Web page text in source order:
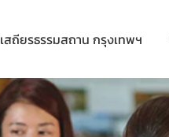
เสถียรธรรมสถาน กรุงเทพฯ